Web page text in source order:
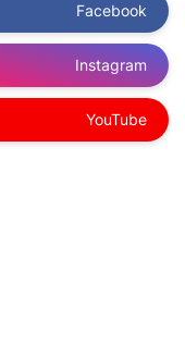
Facebook
Instagram
YouTube